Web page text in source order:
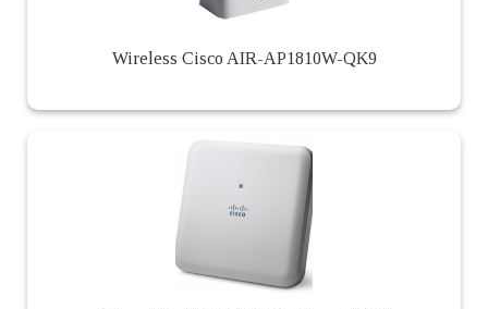
Wireless Cisco AIR-AP1810W-QK9